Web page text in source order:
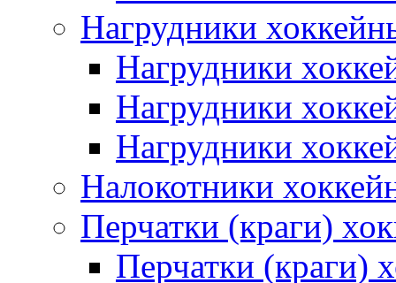
Нагрудники
Нагрудники
Нагрудники
Нагрудники
Налокотники
Перчатки (краги)
Перчатки (краги)